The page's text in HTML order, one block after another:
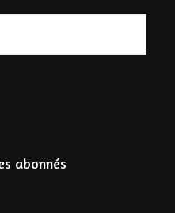
abonnés